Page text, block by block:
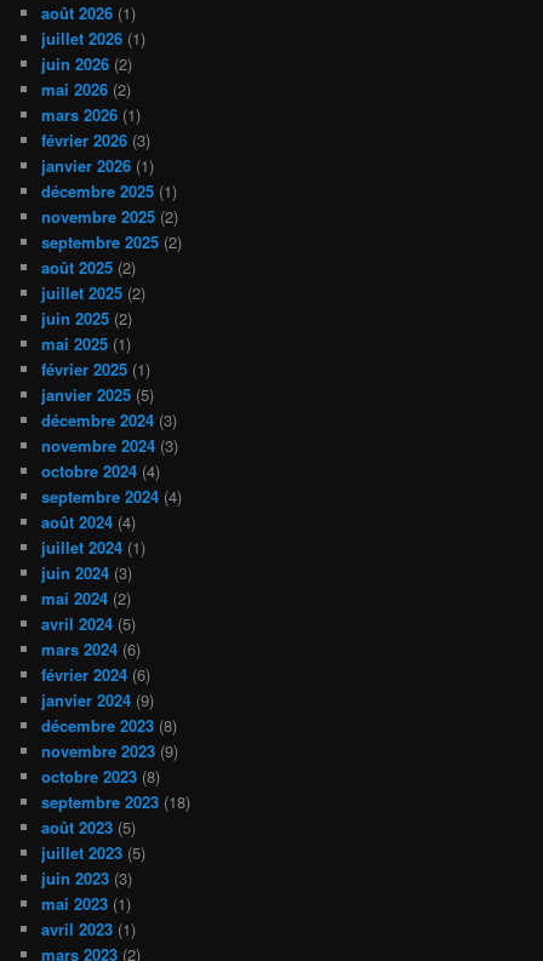
août 2026 (1)
juillet 2026 (1)
juin 2026 (2)
mai 2026 (2)
mars 2026 (1)
février 2026 (3)
janvier 2026 (1)
décembre 2025 (1)
novembre 2025 (2)
septembre 2025 (2)
août 2025 (2)
juillet 2025 (2)
juin 2025 (2)
mai 2025 (1)
février 2025 (1)
janvier 2025 (5)
décembre 2024 (3)
novembre 2024 (3)
octobre 2024 (4)
septembre 2024 (4)
août 2024 (4)
juillet 2024 (1)
juin 2024 (3)
mai 2024 (2)
avril 2024 (5)
mars 2024 (6)
février 2024 (6)
janvier 2024 (9)
décembre 2023 (8)
novembre 2023 (9)
octobre 2023 (8)
septembre 2023 (18)
août 2023 (5)
juillet 2023 (5)
juin 2023 (3)
mai 2023 (1)
avril 2023 (1)
mars 2023 (2)